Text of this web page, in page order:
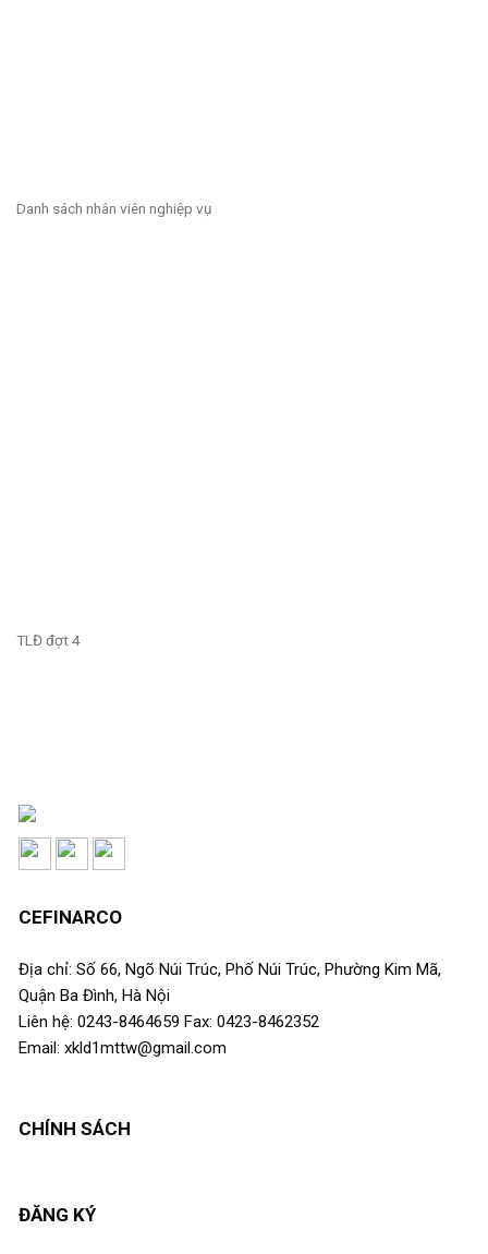
Danh sách nhân viên nghiệp vụ
TLĐ đợt 4
CEFINARCO
Địa chỉ: Số 66, Ngõ Núi Trúc, Phố Núi Trúc, Phường Kim Mã,
Quận Ba Đình, Hà Nội
Liên hệ: 0243-8464659 Fax: 0423-8462352
Email: xkld1mttw@gmail.com
CHÍNH SÁCH
ĐĂNG KÝ